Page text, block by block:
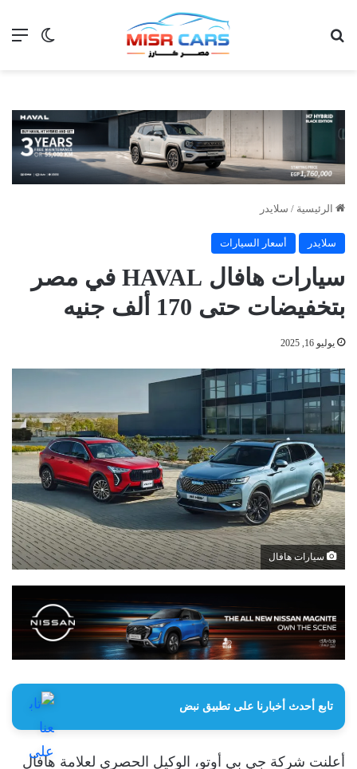
الوضع
الرئيسية / سلايدر
سلايدر أسعار السيارات
سيارات هافال HAVAL في مصر
بتخفيضات حتى 170 ألف جنيه
يوليو 16, 2025
سيارات هافال
تابع أحدث أخبارنا على تطبيق نبض
أعلنت شركة جي بي أوتو، الوكيل الحصري لعلامة هافال